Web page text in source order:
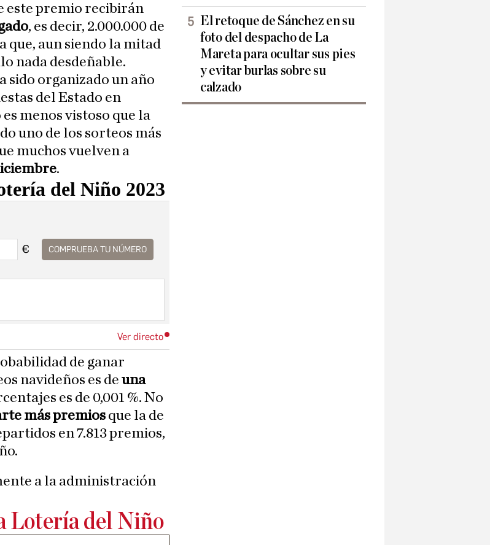
este premio recibirán
, es decir, 2.000.000 de
que, aun siendo la mitad
nada desdeñable.
sido organizado un año
del Estado en
menos vistoso que la
uno de los sorteos más
muchos vuelven a
.
de ganar
navideños es de una
es de 0,001 %. No
más premios que la de
en 7.813 premios,
a la administración
Lotería del Niño
El retoque de Sánchez en su
foto del despacho de La
Mareta para ocultar sus pies
y evitar burlas sobre su
calzado